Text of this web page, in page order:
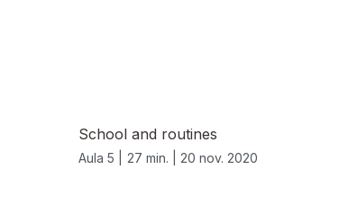
School and routines
Aula 5 | 27 min. | 20 nov. 2020